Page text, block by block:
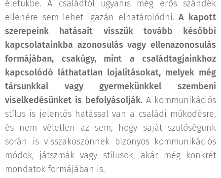
életükbe. A családtól ugyanis még erős szándék
ellenére sem lehet igazán elhatárolódni.A kapott
szerepeink hatásait visszük tovább későbbi
kapcsolatainkba azonosulás vagy ellenazonosulás
formájában, csakúgy, mint a családtagjainkhoz
kapcsolódó láthatatlan lojalitásokat, melyek még
társunkkal vagy gyermekünkkel szembeni
viselkedésünket is befolyásolják. A kommunikációs
stílus is jelentős hatással van a családi működésre,
és nem véletlen az sem, hogy saját szülőségünk
során is visszaköszönnek bizonyos kommunikációs
módok, játszmák vagy stílusok, akár még konkrét
mondatok formájában is.